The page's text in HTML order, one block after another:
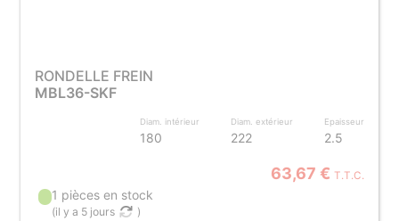
RONDELLE FREIN
MBL36-SKF
Diam. intérieur
180
Diam. extérieur
222
Epaisseur
2.5
63,67 € T.T.C.
1 pièces en stock
(il y a 5 jours )